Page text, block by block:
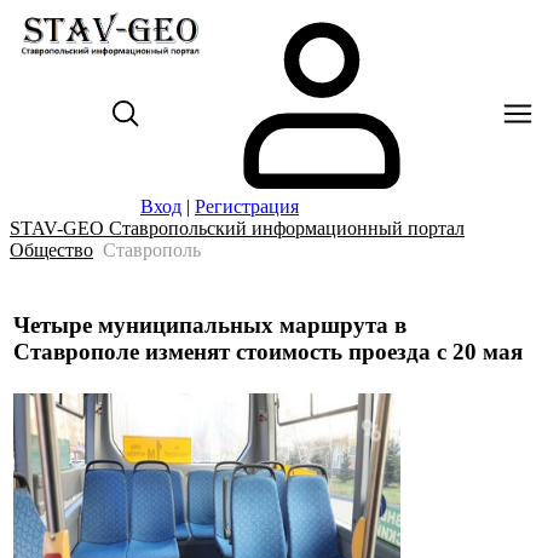
Вход | Регистрация
STAV-GEO Ставропольский информационный портал
Общество Ставрополь
Четыре муниципальных маршрута в
Ставрополе изменят стоимость проезда с 20 мая